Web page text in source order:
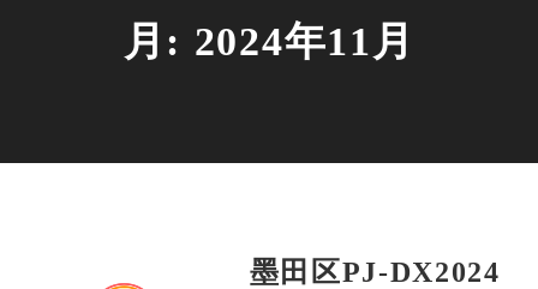
月: 2024年11月
墨田区PJ-DX2024